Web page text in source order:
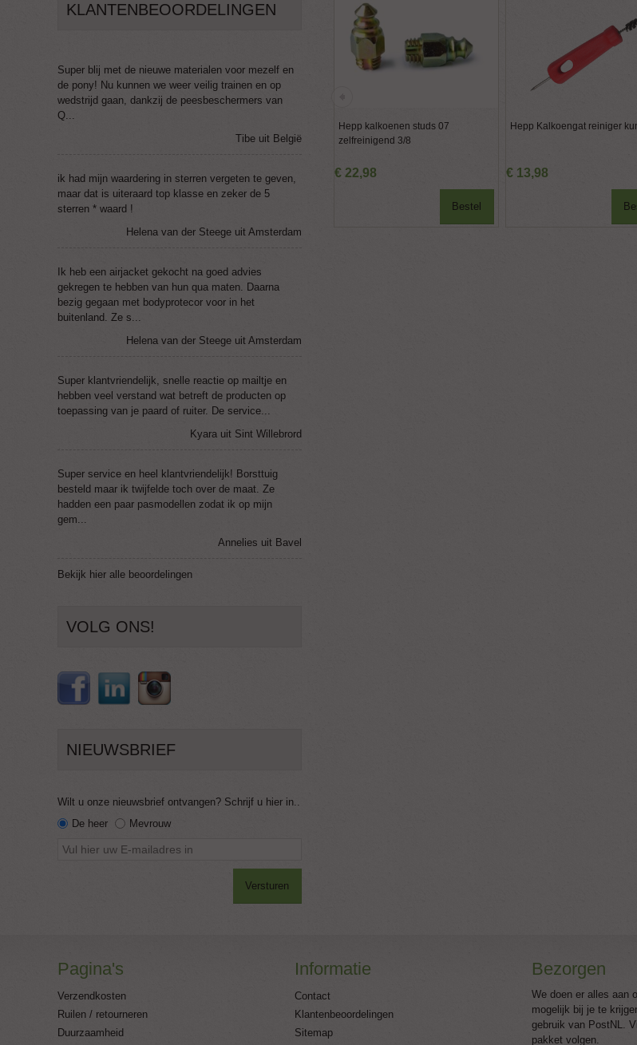
Hepp kalkoenen studs 07
zelfreinigend 3/8
€ 22,98
Bestel
Hepp Kalkoengat reiniger
€ 13,98
KLANTENBEOORDELINGEN
Super blij met de nieuwe materialen voor mezelf en
de pony! Nu kunnen we weer veilig trainen en op
wedstrijd gaan, dankzij de peesbeschermers van
Q...
Tibe uit België
ik had mijn waardering in sterren vergeten te geven,
maar dat is uiteraard top klasse en zeker de 5
sterren * waard !
Helena van der Steege uit Amsterdam
Ik heb een airjacket gekocht na goed advies
gekregen te hebben van hun qua maten. Daarna
bezig gegaan met bodyprotecor voor in het
buitenland. Ze s...
Helena van der Steege uit Amsterdam
Super klantvriendelijk, snelle reactie op mailtje en
hebben veel verstand wat betreft de producten op
toepassing van je paard of ruiter. De service...
Kyara uit Sint Willebrord
Super service en heel klantvriendelijk! Borsttuig
besteld maar ik twijfelde toch over de maat. Ze
hadden een paar pasmodellen zodat ik op mijn
gem...
Annelies uit Bavel
Bekijk hier alle beoordelingen
VOLG ONS!
NIEUWSBRIEF
Wilt u onze nieuwsbrief ontvangen? Schrijf u hier in..
De heer
Mevrouw
Versturen
Pagina's
Verzendkosten
Ruilen / retourneren
Duurzaamheid
Informatie
Contact
Klantenbeoordelingen
Sitemap
Bezorgen
We doen er alles aan
mogelijk bij je te
gebruik van PostNL.
pakket volgen.